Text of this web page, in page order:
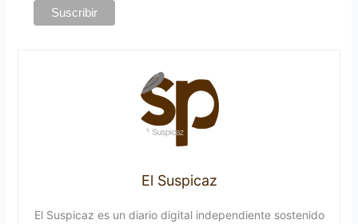
El Suspicaz
El Suspicaz es un diario digital independiente sostenido